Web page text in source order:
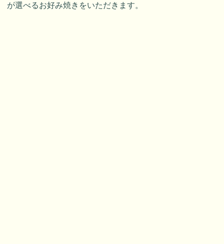
が選べるお好み焼きをいただきます。